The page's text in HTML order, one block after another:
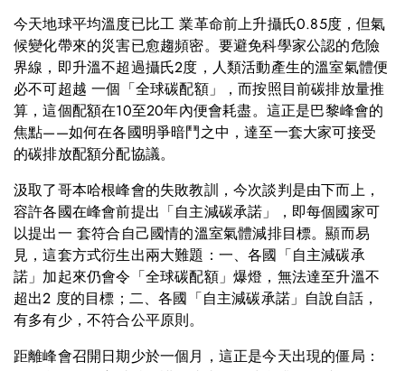
今天地球平均溫度已比工 業革命前上升攝氏0.85度，但氣
候變化帶來的災害已愈趨頻密。要避免科學家公認的危險
界線，即升溫不超過攝氏2度，人類活動產生的溫室氣體便
必不可超越 一個「全球碳配額」，而按照目前碳排放量推
算，這個配額在10至20年內便會耗盡。這正是巴黎峰會的
焦點——如何在各國明爭暗鬥之中，達至一套大家可接受
的碳排放配額分配協議。
汲取了哥本哈根峰會的失敗教訓，今次談判是由下而上，
容許各國在峰會前提出「自主減碳承諾」，即每個國家可
以提出一 套符合自己國情的溫室氣體減排目標。顯而易
見，這套方式衍生出兩大難題：一、各國「自主減碳承
諾」加起來仍會令「全球碳配額」爆燈，無法達至升溫不
超出2 度的目標；二、各國「自主減碳承諾」自說自話，
有多有少，不符合公平原則。
距離峰會召開日期少於一個月，這正是今天出現的僵局：